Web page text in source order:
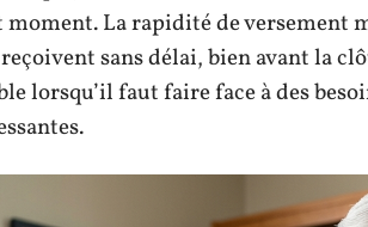
moment. La rapidité de versement
sans délai, bien avant la
lorsqu’il faut faire face à des